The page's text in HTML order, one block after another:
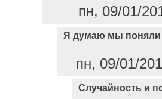
пн, 09/01/
Я думаю мы поняли
пн, 09/01/
Случайность и